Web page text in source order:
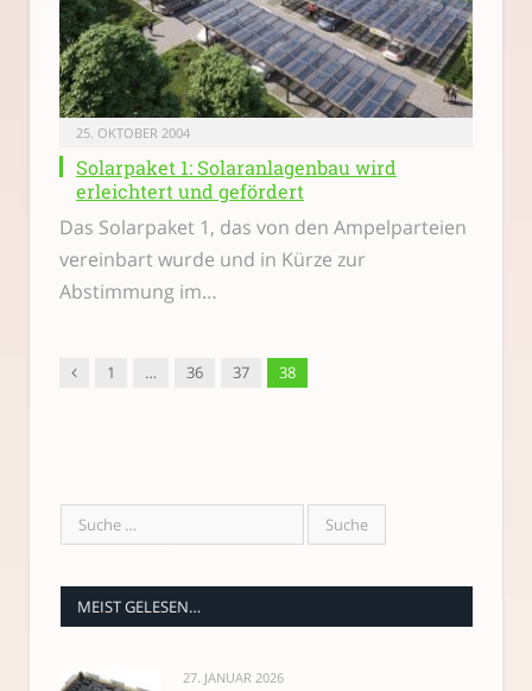
25. OKTOBER 2004
Solarpaket 1: Solaranlagenbau wird
erleichtert und gefördert
Das Solarpaket 1, das von den Ampelparteien
vereinbart wurde und in Kürze zur
Abstimmung im…
Vorgänger
1 … 36 37 38
MEIST GELESEN…
27. JANUAR 2026